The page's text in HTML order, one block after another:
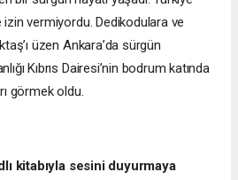
izin vermiyordu. Dedikodulara ve
üzen Ankara’da sürgün
Kıbrıs Dairesi’nin bodrum katında
görmek oldu.
kitabıyla sesini duyurmaya